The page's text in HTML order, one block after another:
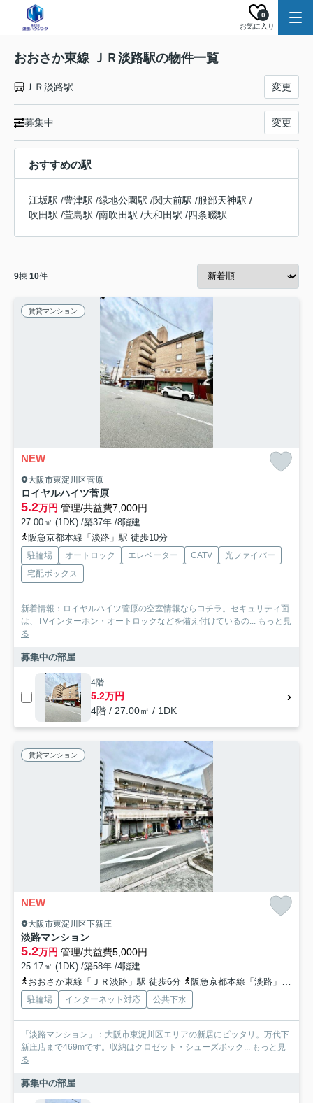
お気に入り
0
おおさか東線 ＪＲ淡路駅の物件一覧
ＪＲ淡路駅 変更
募集中 変更
おすすめの駅
江坂駅 /豊津駅 /緑地公園駅 /関大前駅 /服部天神駅 /
吹田駅 /萱島駅 /南吹田駅 /大和田駅 /四条畷駅
9棟 10件
賃貸マンション
NEW
大阪市東淀川区菅原
ロイヤルハイツ菅原
5.2万円 管理/共益費7,000円
27.00㎡ (1DK) /築37年 /8階建
阪急京都本線「淡路」駅 徒歩10分
駐輪場 オートロック エレベーター CATV
光ファイバー
宅配ボックス
新着情報：ロイヤルハイツ菅原の空室情報ならコチラ。セキュリティ面
は、TVインターホン・オートロックなどを備え付けているの... もっと見
る
募集中の部屋
4階
5.2万円
4階 / 27.00㎡ / 1DK
賃貸マンション
NEW
大阪市東淀川区下新庄
淡路マンション
5.2万円 管理/共益費5,000円
25.17㎡ (1DK) /築58年 /4階建
おおさか東線「ＪＲ淡路」駅 徒歩6分
阪急京都本線「淡路」駅 徒歩10分
駐輪場 インターネット対応 公共下水
「淡路マンション」：大阪市東淀川区エリアの新居にピッタリ。万代下
新庄店まで469mです。収納はクロゼット・シューズボック... もっと見
る
募集中の部屋